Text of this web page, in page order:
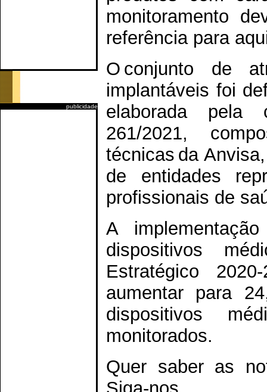
publicidade
monitoramento
referência para
O conjunto de
implantáveis foi
elaborada pela
261/2021,
técnicas da
de entidades
profissionais de
A
dispositivos
Estratégico
aumentar para
dispositivos
monitorados.
Quer saber as